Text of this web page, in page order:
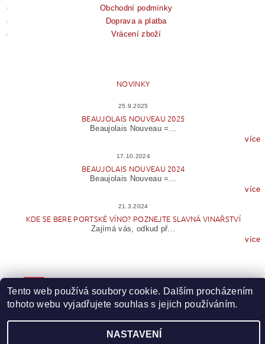
Obchodní podmínky
Doprava a platba
Vrácení zboží
NOVINKY
25.9.2025
BEAUJOLAIS NOUVEAU 2025
Beaujolais Nouveau =...
více
17.10.2024
BEAUJOLAIS NOUVEAU 2024
Beaujolais Nouveau =...
více
21.3.2024
KDE SE BERE PORTSKÉ VÍNO? POZNEJTE SLAVNÁ VINAŘSTVÍ
Zajímá vás, odkud př...
více
2026 © Wineme.cz, všechna práva vyhrazenaUpravit nastavení cookies
Tento web používá soubory cookie. Dalším procházením
tohoto webu vyjadřujete souhlas s jejich používáním.
NASTAVENÍ